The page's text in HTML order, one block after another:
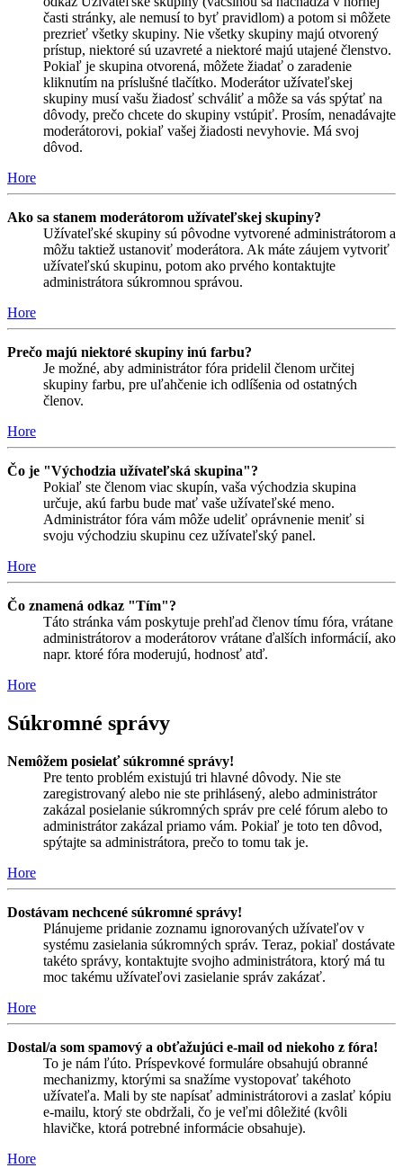
časti stránky, ale nemusí to byť pravidlom) a potom si môžete
prezrieť všetky skupiny. Nie všetky skupiny majú otvorený
prístup, niektoré sú uzavreté a niektoré majú utajené členstvo.
Pokiaľ je skupina otvorená, môžete žiadať o zaradenie
kliknutím na príslušné tlačítko. Moderátor užívateľskej
skupiny musí vašu žiadosť schváliť a môže sa vás spýtať na
dôvody, prečo chcete do skupiny vstúpiť. Prosím, nenadávajte
moderátorovi, pokiaľ vašej žiadosti nevyhovie. Má svoj
dôvod.
Hore
Ako sa stanem moderátorom užívateľskej skupiny?
Užívateľské skupiny sú pôvodne vytvorené administrátorom a
môžu taktiež ustanoviť moderátora. Ak máte záujem vytvoriť
užívateľskú skupinu, potom ako prvého kontaktujte
administrátora súkromnou správou.
Hore
Prečo majú niektoré skupiny inú farbu?
Je možné, aby administrátor fóra pridelil členom určitej
skupiny farbu, pre uľahčenie ich odlíšenia od ostatných
členov.
Hore
Čo je "Východzia užívateľská skupina"?
Pokiaľ ste členom viac skupín, vaša východzia skupina
určuje, akú farbu bude mať vaše užívateľské meno.
Administrátor fóra vám môže udeliť oprávnenie meniť si
svoju východziu skupinu cez užívateľský panel.
Hore
Čo znamená odkaz "Tím"?
Táto stránka vám poskytuje prehľad členov tímu fóra, vrátane
administrátorov a moderátorov vrátane ďalších informácií, ako
napr. ktoré fóra moderujú, hodnosť atď.
Hore
Súkromné správy
Nemôžem posielať súkromné správy!
Pre tento problém existujú tri hlavné dôvody. Nie ste
zaregistrovaný alebo nie ste prihlásený, alebo administrátor
zakázal posielanie súkromných správ pre celé fórum alebo to
administrátor zakázal priamo vám. Pokiaľ je toto ten dôvod,
spýtajte sa administrátora, prečo to tomu tak je.
Hore
Dostávam nechcené súkromné správy!
Plánujeme pridanie zoznamu ignorovaných užívateľov v
systému zasielania súkromných správ. Teraz, pokiaľ dostávate
takéto správy, kontaktujte svojho administrátora, ktorý má tu
moc takému užívateľovi zasielanie správ zakázať.
Hore
Dostal/a som spamový a obťažujúci e-mail od niekoho z fóra!
To je nám ľúto. Príspevkové formuláre obsahujú obranné
mechanizmy, ktorými sa snažíme vystopovať takéhoto
užívateľa. Mali by ste napísať administrátorovi a zaslať kópiu
e-mailu, ktorý ste obdržali, čo je veľmi dôležité (kvôli
hlavičke, ktorá potrebné informácie obsahuje).
Hore